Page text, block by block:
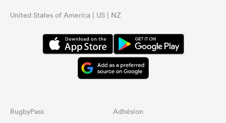
United States of America | US | NZ
RugbyPass Adhésion